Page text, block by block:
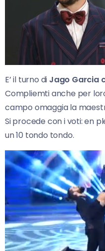
E’ il turno di Jago Garcia
Compliemti anche per
campo omaggia la
Si procede con i voti: en
un 10 tondo tondo.